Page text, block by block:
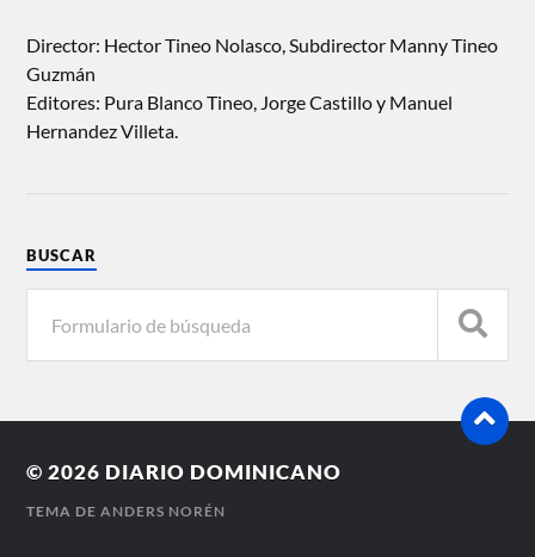
Director: Hector Tineo Nolasco, Subdirector Manny Tineo
Guzmán
Editores: Pura Blanco Tineo, Jorge Castillo y Manuel
Hernandez Villeta.
BUSCAR
© 2026 DIARIO DOMINICANO
TEMA DEANDERS NORÉN